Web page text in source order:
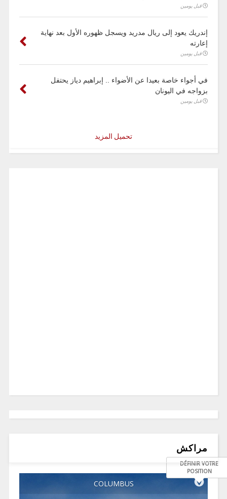
قبل يومين
إندريك يعود إلى ريال مدريد ويسجل ظهوره الأول بعد نهاية
إعارته
قبل يومين
في أجواء خاصة بعيدا عن الأضواء .. إبراهيم دياز يحتفل
بزواجه في اليونان
قبل يومين
تحميل المزيد
مراكش
COLUMBUS
DÉFINIR VOTRE
POSITION